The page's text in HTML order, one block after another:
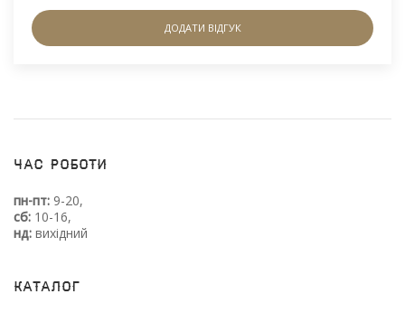
ДОДАТИ ВІДГУК
Час роботи
пн-пт: 9-20,
сб: 10-16,
нд: вихідний
Каталог